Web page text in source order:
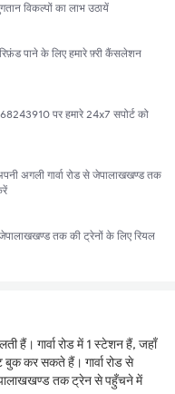
विकल्पों का लाभ उठायें
पाने के लिए हमारे फ़्री कैंसलेशन
पर हमारे 24x7 सपोर्ट को
अगली गार्वा रोड से जेपालाखखण्ड तक
तक की ट्रेनों के लिए रियल
हैं। गार्वा रोड में 1 स्टेशन हैं, जहाँ
कर सकते हैं। गार्वा रोड से
तक ट्रेन से पहुँचने में